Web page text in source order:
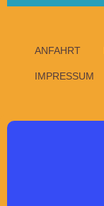
ANFAHRT
IMPRESSUM